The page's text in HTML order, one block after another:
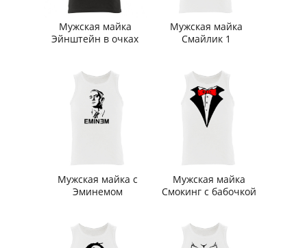
Мужская майка
Эйнштейн в очках
Мужская майка
Смайлик 1
Мужская майка с
Эминемом
Мужская майка
Смокинг с бабочкой